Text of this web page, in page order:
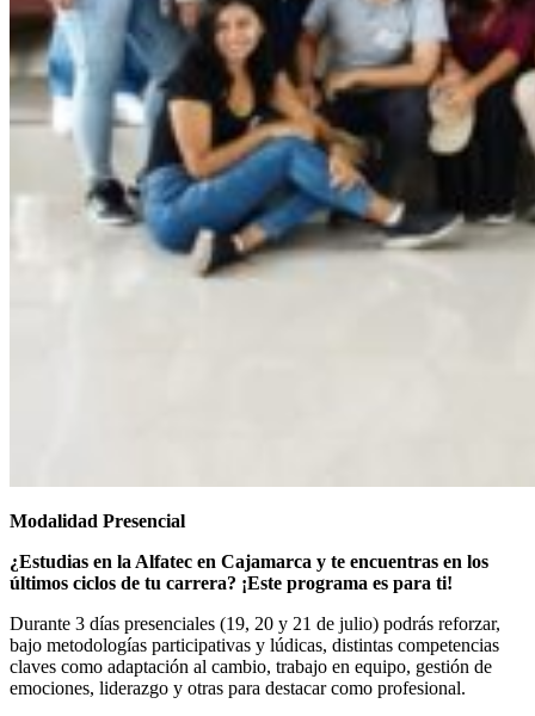
Modalidad Presencial
¿Estudias en la Alfatec en Cajamarca y te encuentras en los
últimos ciclos de tu carrera? ¡Este programa es para ti!
Durante 3 días presenciales (19, 20 y 21 de julio) podrás reforzar,
bajo metodologías participativas y lúdicas, distintas competencias
claves como adaptación al cambio, trabajo en equipo, gestión de
emociones, liderazgo y otras para destacar como profesional.